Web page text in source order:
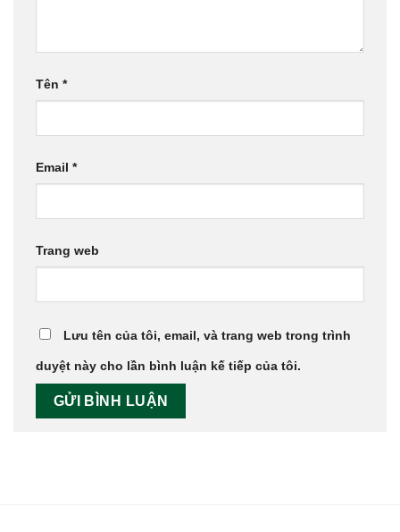
Tên *
Email *
Trang web
Lưu tên của tôi, email, và trang web trong trình
duyệt này cho lần bình luận kế tiếp của tôi.